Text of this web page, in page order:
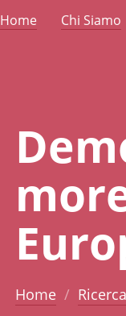
Home Chi Siamo
Home Ricerca